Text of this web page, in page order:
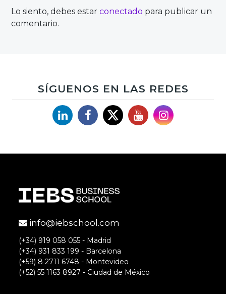
Lo siento, debes estarconectado para publicar un
comentario.
SÍGUENOS EN LAS REDES
LinkedinFacebook
X YouTubeInstagram
info@iebschool.com
(+34) 919 058 055 - Madrid
(+34) 931 833 199 - Barcelona
(+59) 8 2711 6748 - Montevideo
(+52) 55 1163 8927 - Ciudad de México